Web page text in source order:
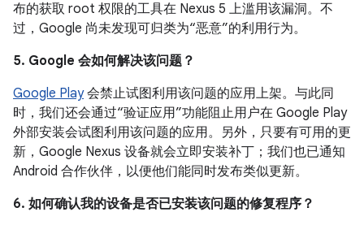
布的获取 root 权限的工具在 Nexus 5 上滥用该漏洞。不
过，Google 尚未发现可归类为“恶意”的利用行为。
5. Google 会如何解决该问题？
Google Play会禁止试图利用该问题的应用上架。与此同
时，我们还会通过“验证应用”功能阻止用户在 Google Play
外部安装会试图利用该问题的应用。另外，只要有可用的更
新，Google Nexus 设备就会立即安装补丁；我们也已通知
Android 合作伙伴，以便他们能同时发布类似更新。
6. 如何确认我的设备是否已安装该问题的修复程序？